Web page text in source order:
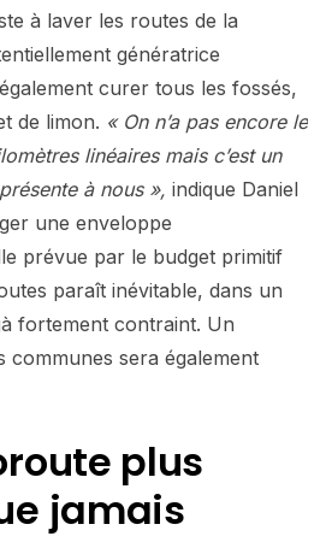
à laver les routes de la
génératrice
curer tous les fossés,
de limon. « On n’a pas encore le
linéaires mais c’est un
à nous », indique Daniel
une enveloppe
prévue par le budget primitif
paraît inévitable, dans un
fortement contraint. Un
communes sera également
plus
jamais